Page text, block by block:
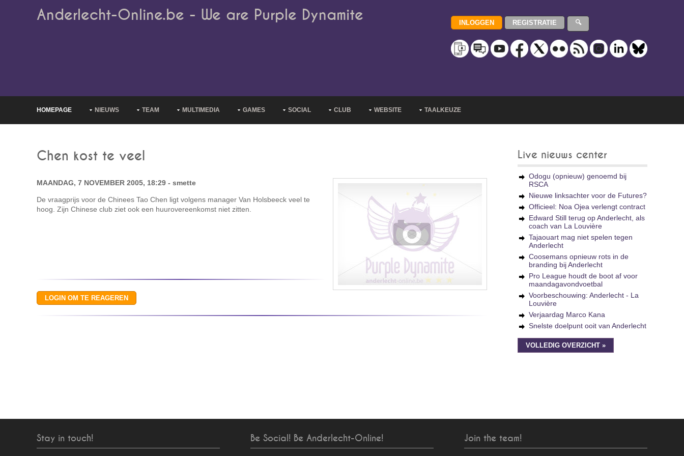
Anderlecht-Online.be - We are Purple Dynamite
HOMEPAGE NIEUWS TEAM MULTIMEDIA GAMES SOCIAL CLUB WEBSITE TAALKEUZE
Chen kost te veel
MAANDAG, 7 NOVEMBER 2005, 18:29 - smette
De vraagprijs voor de Chinees Tao Chen ligt volgens manager Van Holsbeeck veel te
hoog. Zijn Chinese club ziet ook een huurovereenkomst niet zitten.
Live nieuws center
Odogu (opnieuw) genoemd bij
RSCA
Nieuwe linksachter voor de Futures?
Officieel: Noa Ojea verlengt contract
Edward Still terug op Anderlecht, als
coach van La Louvière
Tajaouart mag niet spelen tegen
Anderlecht
Coosemans opnieuw rots in de
branding bij Anderlecht
Pro League houdt de boot af voor
maandagavondvoetbal
Voorbeschouwing: Anderlecht - La
Louvière
Verjaardag Marco Kana
Snelste doelpunt ooit van Anderlecht
VOLLEDIG OVERZICHT »
Stay in touch! Be Social! Be Anderlecht-Online! Join the team!